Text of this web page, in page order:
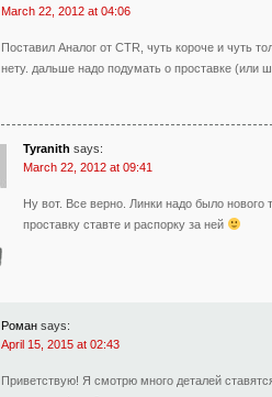
March 22, 2012 at 04:06
Поставил Аналог от CTR, чуть короче и чуть
нету. дальше надо подумать о проставке (или
Tyranith says:
March 22, 2012 at 09:41
Ну вот. Все верно. Линки надо было нового
проставку ставте и распорку за ней
Роман says:
April 15, 2015 at 02:43
Приветствую! Я смотрю много деталей